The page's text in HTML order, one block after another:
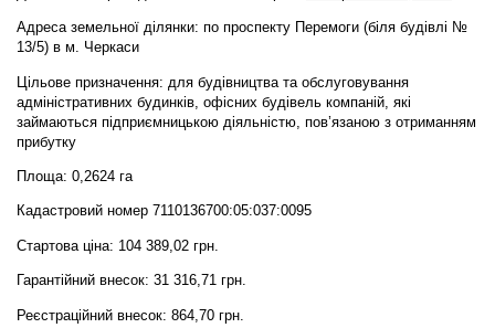
Адреса земельної ділянки: по проспекту Перемоги (біля будівлі №
13/5) в м. Черкаси
Цільове призначення: для будівництва та обслуговування
адміністративних будинків, офісних будівель компаній, які
займаються підприємницькою діяльністю, пов’язаною з отриманням
прибутку
Площа: 0,2624 га
Кадастровий номер 7110136700:05:037:0095
Стартова ціна: 104 389,02 грн.
Гарантійний внесок: 31 316,71 грн.
Реєстраційний внесок: 864,70 грн.